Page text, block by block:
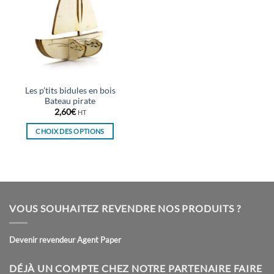
Les p’tits bidules en bois
Bateau pirate
2,60€ HT
CHOIX DES OPTIONS
plusieurs
Les
peuvent
VOUS SOUHAITEZ REVENDRE NOS PRODUITS ?
Devenir revendeur Agent Paper
DÉJÀ UN COMPTE CHEZ NOTRE PARTENAIRE FAIRE